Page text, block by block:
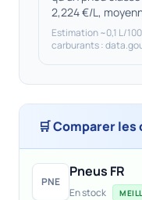
2,224 €/L,
Estimation ~0,1 L/
carburants :
🛒 Comparer les
PNE
Pneus FR
En stock